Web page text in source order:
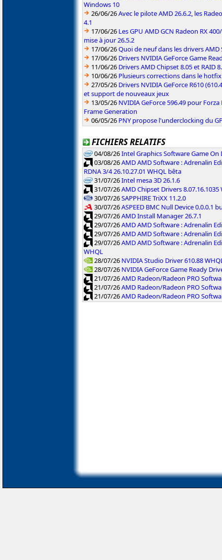
Windows 10
26/06/26Avec le pilote AMD 26.6.2, les
4.1
17/06/26 Les GPU AMD GCN Radeon RX
mise à jour 26.5.2
17/06/26Quoi de neuf dans les drivers AMD
17/06/26 Drivers NVIDIA GeForce Game
11/06/26 Drivers AMD Chipset 8.05 et RAID
10/06/26 Plusieurs corrections dans le hotfix
27/05/26 Drivers NVIDIA GeForce R610
et support de nouveaux jeux
13/05/26 NVIDIA GeForce 596.49 pour
Frame Generation
06/05/26 PNY propose l'underclocking du
FICHIERS RELATIFS
04/08/26Intel Graphics Software Game On
03/08/26AMD AMD Software : Adrenalin
RDNA 3/4 26.10.27.01 WHQL bêta
31/07/26Intel mesa 3D 26.1.6
31/07/26AMD Chipset Drivers 8.07.16.1035
30/07/26SAPPHIRE TriXX 11.2.0
30/07/26ASPEED BMC Null Device 0.0.0.1
29/07/26AMD Install Manager 26.7.1
29/07/26AMD AMD Software : Adrenalin
29/07/26AMD AMD Software : Adrenalin
29/07/26AMD AMD Software : Adrenalin
WHQL
28/07/26 NVIDIA Studio Driver 610.88
28/07/26 NVIDIA GeForce Game Ready
21/07/26AMD Radeon/Radeon PRO
21/07/26AMD Radeon/Radeon PRO
21/07/26AMD Radeon/Radeon PRO